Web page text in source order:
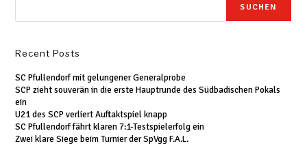
SUCHEN
Recent Posts
SC Pfullendorf mit gelungener Generalprobe
SCP zieht souverän in die erste Hauptrunde des Südbadischen Pokals
ein
U21 des SCP verliert Auftaktspiel knapp
SC Pfullendorf fährt klaren 7:1-Testspielerfolg ein
Zwei klare Siege beim Turnier der SpVgg F.A.L.